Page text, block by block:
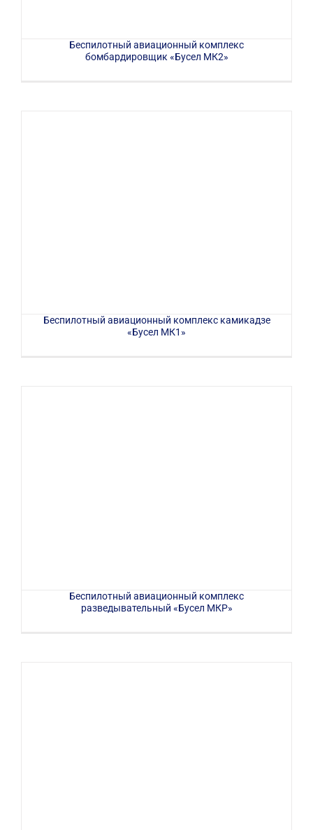
Беспилотный авиационный комплекс
бомбардировщик «Бусел МК2»
Беспилотный авиационный комплекс камикадзе
«Бусел МК1»
Беспилотный авиационный комплекс
разведывательный «Бусел МКР»